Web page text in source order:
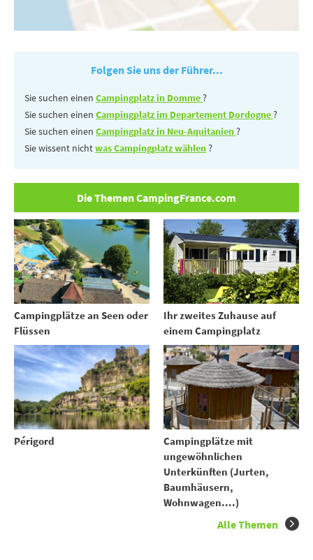
Folgen Sie uns der Führer...
Sie suchen einen Campingplatz in Domme?
Sie suchen einen Campingplatz im Departement Dordogne?
Sie suchen einen Campingplatz in Neu-Aquitanien?
Sie wissent nichtwas Campingplatz wählen?
Die Themen CampingFrance.com
Campingplätze an Seen oder
Flüssen
Ihr zweites Zuhause auf
einem Campingplatz
Périgord
Campingplätze mit
ungewöhnlichen
Unterkünften (Jurten,
Baumhäusern,
Wohnwagen....)
Alle Themen